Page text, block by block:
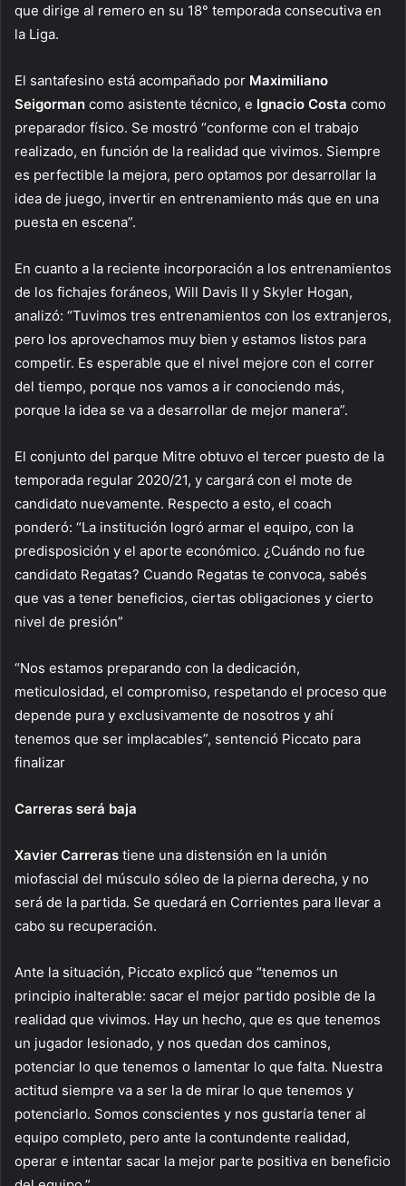
que dirige al remero en su 18° temporada consecutiva en
la Liga.
El santafesino está acompañado por Maximiliano
Seigorman como asistente técnico, e Ignacio Costa como
preparador físico. Se mostró “conforme con el trabajo
realizado, en función de la realidad que vivimos. Siempre
es perfectible la mejora, pero optamos por desarrollar la
idea de juego, invertir en entrenamiento más que en una
puesta en escena”.
En cuanto a la reciente incorporación a los entrenamientos
de los fichajes foráneos, Will Davis II y Skyler Hogan,
analizó: “Tuvimos tres entrenamientos con los extranjeros,
pero los aprovechamos muy bien y estamos listos para
competir. Es esperable que el nivel mejore con el correr
del tiempo, porque nos vamos a ir conociendo más,
porque la idea se va a desarrollar de mejor manera”.
El conjunto del parque Mitre obtuvo el tercer puesto de la
temporada regular 2020/21, y cargará con el mote de
candidato nuevamente. Respecto a esto, el coach
ponderó: “La institución logró armar el equipo, con la
predisposición y el aporte económico. ¿Cuándo no fue
candidato Regatas? Cuando Regatas te convoca, sabés
que vas a tener beneficios, ciertas obligaciones y cierto
nivel de presión”
“Nos estamos preparando con la dedicación,
meticulosidad, el compromiso, respetando el proceso que
depende pura y exclusivamente de nosotros y ahí
tenemos que ser implacables”, sentenció Piccato para
finalizar
Carreras será baja
Xavier Carreras tiene una distensión en la unión
miofascial del músculo sóleo de la pierna derecha, y no
será de la partida. Se quedará en Corrientes para llevar a
cabo su recuperación.
Ante la situación, Piccato explicó que “tenemos un
principio inalterable: sacar el mejor partido posible de la
realidad que vivimos. Hay un hecho, que es que tenemos
un jugador lesionado, y nos quedan dos caminos,
potenciar lo que tenemos o lamentar lo que falta. Nuestra
actitud siempre va a ser la de mirar lo que tenemos y
potenciarlo. Somos conscientes y nos gustaría tener al
equipo completo, pero ante la contundente realidad,
operar e intentar sacar la mejor parte positiva en beneficio